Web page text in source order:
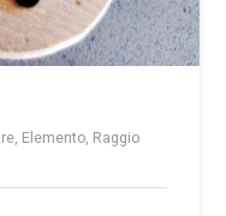
Elemento, Raggio